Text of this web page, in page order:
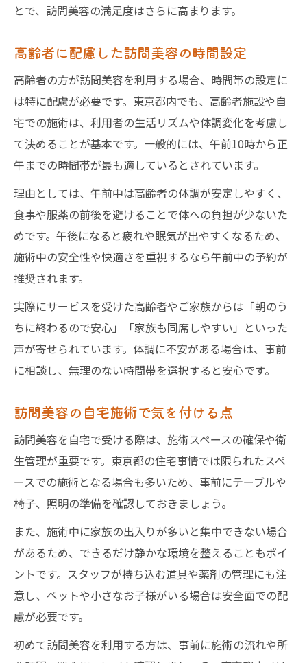
とで、訪問美容の満足度はさらに高まります。
高齢者に配慮した訪問美容の時間設定
高齢者の方が訪問美容を利用する場合、時間帯の設定に
は特に配慮が必要です。東京都内でも、高齢者施設や自
宅での施術は、利用者の生活リズムや体調変化を考慮し
て決めることが基本です。一般的には、午前10時から正
午までの時間帯が最も適しているとされています。
理由としては、午前中は高齢者の体調が安定しやすく、
食事や服薬の前後を避けることで体への負担が少ないた
めです。午後になると疲れや眠気が出やすくなるため、
施術中の安全性や快適さを重視するなら午前中の予約が
推奨されます。
実際にサービスを受けた高齢者やご家族からは「朝のう
ちに終わるので安心」「家族も同席しやすい」といった
声が寄せられています。体調に不安がある場合は、事前
に相談し、無理のない時間帯を選択すると安心です。
訪問美容の自宅施術で気を付ける点
訪問美容を自宅で受ける際は、施術スペースの確保や衛
生管理が重要です。東京都の住宅事情では限られたスペ
ースでの施術となる場合も多いため、事前にテーブルや
椅子、照明の準備を確認しておきましょう。
また、施術中に家族の出入りが多いと集中できない場合
があるため、できるだけ静かな環境を整えることもポイ
ントです。スタッフが持ち込む道具や薬剤の管理にも注
意し、ペットや小さなお子様がいる場合は安全面での配
慮が必要です。
初めて訪問美容を利用する方は、事前に施術の流れや所